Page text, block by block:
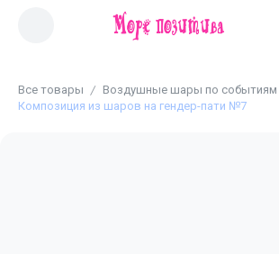
Все товары Воздушные шары по событиям
Композиция из шаров на гендер-пати №7